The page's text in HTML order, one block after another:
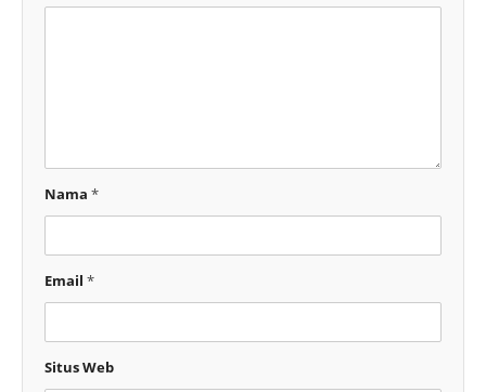
Nama *
Email *
Situs Web